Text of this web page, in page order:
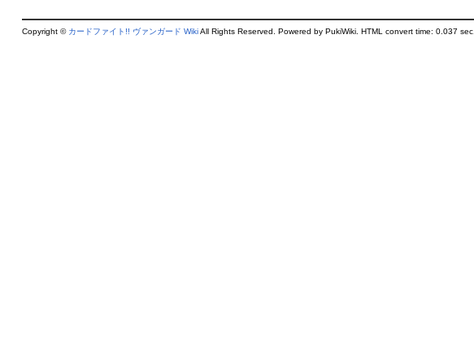
Copyright © カードファイト!! ヴァンガード WikiAll Rights Reserved. Powered by PukiWiki. HTML convert time: 0.037 sec.